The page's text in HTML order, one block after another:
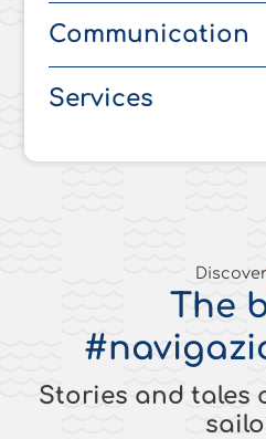
Communication
Services
Discover
The
Stories and tales